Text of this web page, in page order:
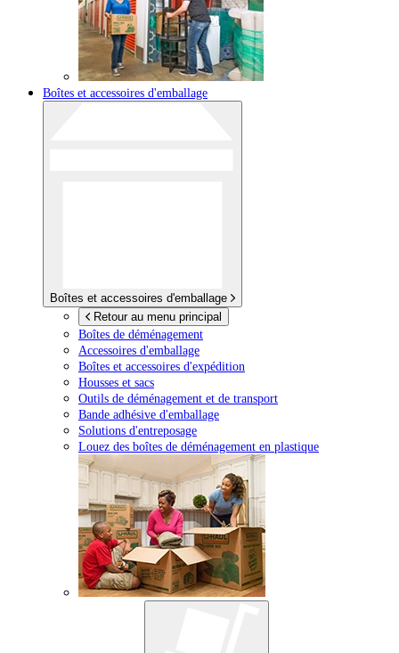
Boîtes et accessoires d'emballage
Boîtes et accessoires d'emballage
Retour au menu principal
Boîtes de déménagement
Accessoires d'emballage
Boîtes et accessoires d'expédition
Housses et sacs
Outils de déménagement et de transport
Bande adhésive d'emballage
Solutions d'entreposage
Louez des boîtes de déménagement en plastique